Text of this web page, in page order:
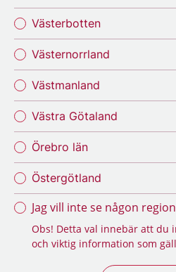
Västerbotten
Västernorrland
Västmanland
Västra Götaland
Örebro län
Östergötland
Jag vill inte se någon
Obs! Detta val innebär att du
och viktig information som